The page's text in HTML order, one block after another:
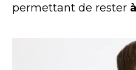
permettant de rester